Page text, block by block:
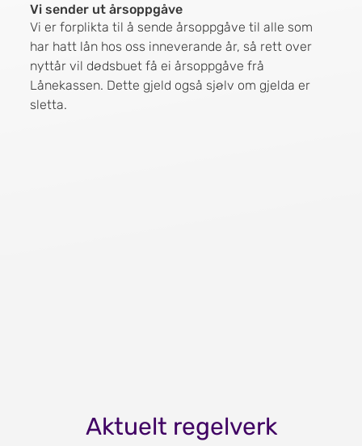
Vi sender ut årsoppgåve
Vi er forplikta til å sende årsoppgåve til alle som
har hatt lån hos oss inneverande år, så rett over
nyttår vil dødsbuet få ei årsoppgåve frå
Lånekassen. Dette gjeld også sjølv om gjelda er
sletta.
Aktuelt regelverk